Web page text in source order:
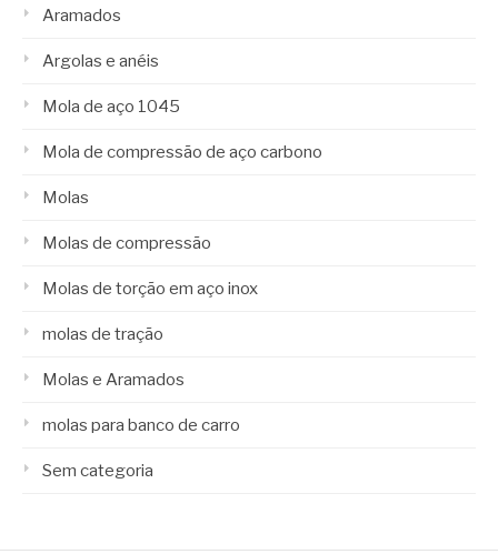
Aramados
Argolas e anéis
Mola de aço 1045
Mola de compressão de aço carbono
Molas
Molas de compressão
Molas de torção em aço inox
molas de tração
Molas e Aramados
molas para banco de carro
Sem categoria